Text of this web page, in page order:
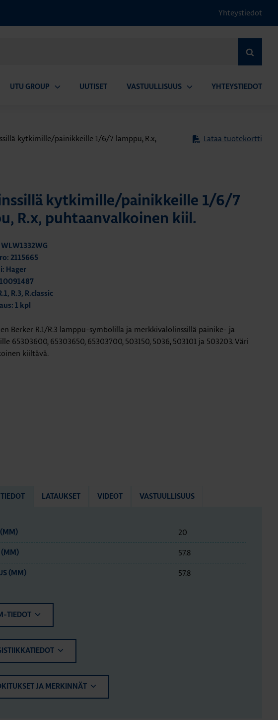
Yhteystiedot
UTU GROUP UUTISET VASTUULLISUUS YHTEYSTIEDOT
kytkimille/painikkeille 1/6/7 lamppu, R.x,
Lataa tuotekortti
kytkimille/painikkeille 1/6/7
R.x, puhtaanvalkoinen kiil.
2115665
Hager
R.3, R.classic
1 kpl
Berker R.1/R.3 lamppu-symbolilla ja merkkivalolinssillä painike- ja
65303600, 65303650, 65303700, 503150, 5036, 503101 ja 503203. Väri
kiiltävä.
LATAUKSET VIDEOT VASTUULLISUUS
(MM) 20
(MM) 57.8
(MM) 57.8
TIEDOT
JA MERKINNÄT